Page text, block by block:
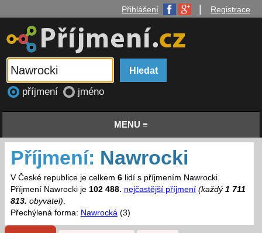
Přihlášení Registrace
příjmení jméno
MENU ≡
Příjmení: Nawrocki
V České republice je celkem 6lidí s příjmením Nawrocki.
Příjmení Nawrocki je 102 488. nejčastější příjmení (každý 1 711
813. obyvatel).
Přechýlená forma: Nawrocká(3)